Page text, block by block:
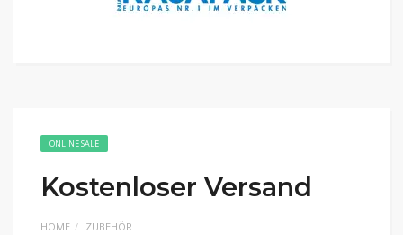
ONLINE SALE
Kostenloser Versand
HOME ZUBEHÖR